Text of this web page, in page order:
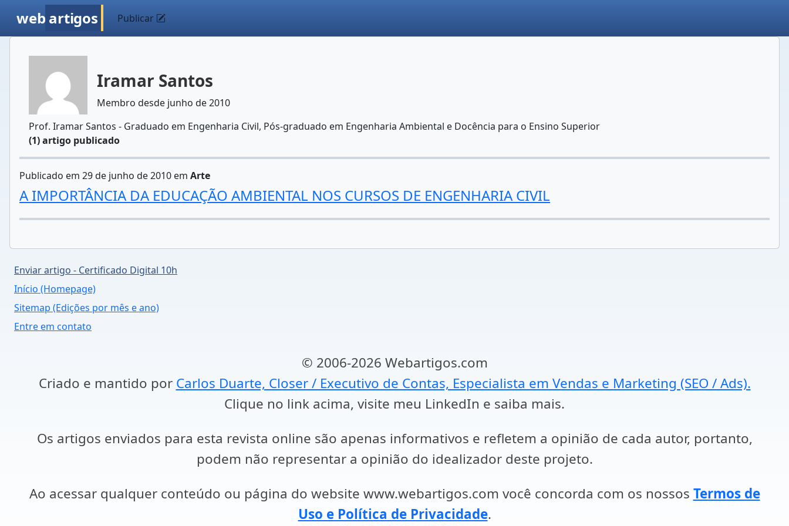
web artigos Publicar
Iramar Santos
Membro desde junho de 2010
Prof. Iramar Santos - Graduado em Engenharia Civil, Pós-graduado em Engenharia Ambiental e Docência para o Ensino Superior
(1) artigo publicado
Publicado em 29 de junho de 2010 em Arte
A IMPORTÂNCIA DA EDUCAÇÃO AMBIENTAL NOS CURSOS DE ENGENHARIA CIVIL
Enviar artigo - Certificado Digital 10h
Início (Homepage)
Sitemap (Edições por mês e ano)
Entre em contato
© 2006-2026 Webartigos.com
Criado e mantido por Carlos Duarte, Closer / Executivo de Contas, Especialista em Vendas e Marketing (SEO / Ads).
Clique no link acima, visite meu LinkedIn e saiba mais.
Os artigos enviados para esta revista online são apenas informativos e refletem a opinião de cada autor, portanto,
podem não representar a opinião do idealizador deste projeto.
Ao acessar qualquer conteúdo ou página do website www.webartigos.com você concorda com os nossos Termos de
Uso e Política de Privacidade.